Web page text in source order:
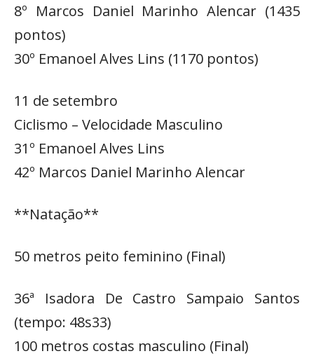
8º Marcos Daniel Marinho Alencar (1435
pontos)
30º Emanoel Alves Lins (1170 pontos)
11 de setembro
Ciclismo – Velocidade Masculino
31º Emanoel Alves Lins
42º Marcos Daniel Marinho Alencar
**Natação**
50 metros peito feminino (Final)
36ª Isadora De Castro Sampaio Santos
(tempo: 48s33)
100 metros costas masculino (Final)